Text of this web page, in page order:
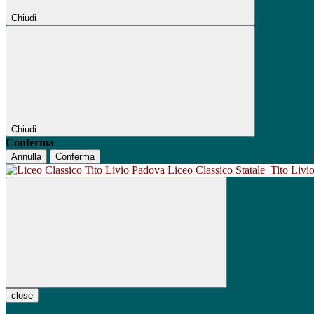
Chiudi
Chiudi
Conferma
Annulla Conferma
Liceo Classico Statale Tito Livio
close